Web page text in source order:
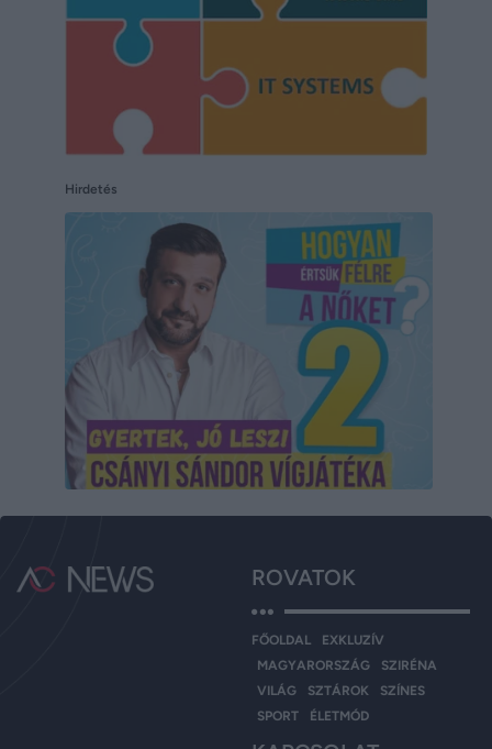
Hirdetés
ROVATOK
FŐOLDAL
EXKLUZÍV
MAGYARORSZÁG
SZIRÉNA
VILÁG
SZTÁROK
SZÍNES
SPORT
ÉLETMÓD